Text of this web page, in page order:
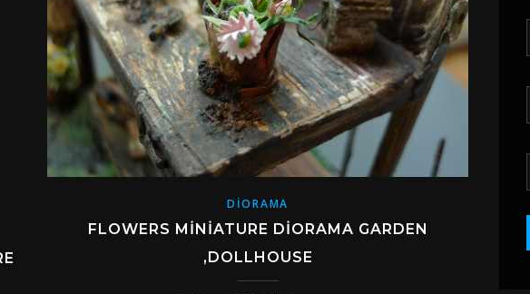
DIORAMA
FLOWERS MINIATURE DIORAMA GARDEN
,DOLLHOUSE